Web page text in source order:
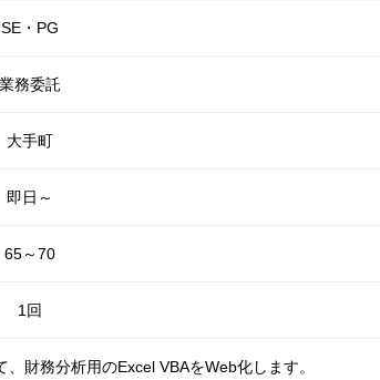
SE・PG
業務委託
大手町
即日～
65～70
1回
財務分析用のExcel VBAをWeb化します。